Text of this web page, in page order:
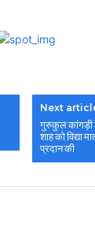
Next
गुरुकुल कांगड़ी
शाह को विद्या
प्रदान की